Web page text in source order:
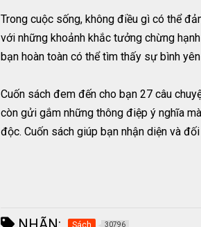
Trong cuộc sống, không điều gì có thể
với những khoảnh khắc tưởng chừng
bạn hoàn toàn có thể tìm thấy sự bình
Cuốn sách đem đến cho bạn 27 câu
còn gửi gắm những thông điệp ý nghĩa
độc. Cuốn sách giúp bạn nhận diện và
Sách 30796